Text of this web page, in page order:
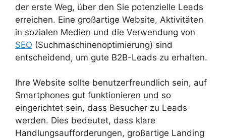
der erste Weg, über den Sie potenzielle Leads
erreichen. Eine großartige Website, Aktivitäten
in sozialen Medien und die Verwendung von
SEO (Suchmaschinenoptimierung) sind
entscheidend, um gute B2B-Leads zu erhalten.
Ihre Website sollte benutzerfreundlich sein, auf
Smartphones gut funktionieren und so
eingerichtet sein, dass Besucher zu Leads
werden. Dies bedeutet, dass klare
Handlungsaufforderungen, großartige Landing